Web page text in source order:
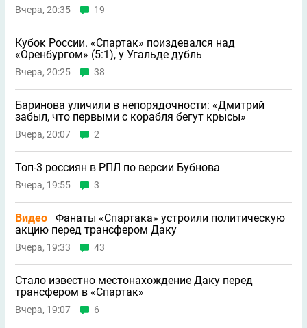
Вчера, 20:35 19
Кубок России. «Спартак» поиздевался над
«Оренбургом» (5:1), у Угальде дубль
Вчера, 20:25 38
Баринова уличили в непорядочности: «Дмитрий
забыл, что первыми с корабля бегут крысы»
Вчера, 20:07 2
Топ-3 россиян в РПЛ по версии Бубнова
Вчера, 19:55 3
Видео
Фанаты «Спартака» устроили политическую
акцию перед трансфером Даку
Вчера, 19:33 43
Стало известно местонахождение Даку перед
трансфером в «Спартак»
Вчера, 19:07 6